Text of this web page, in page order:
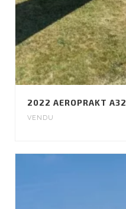
2022 AEROPRAKT A32
VENDU